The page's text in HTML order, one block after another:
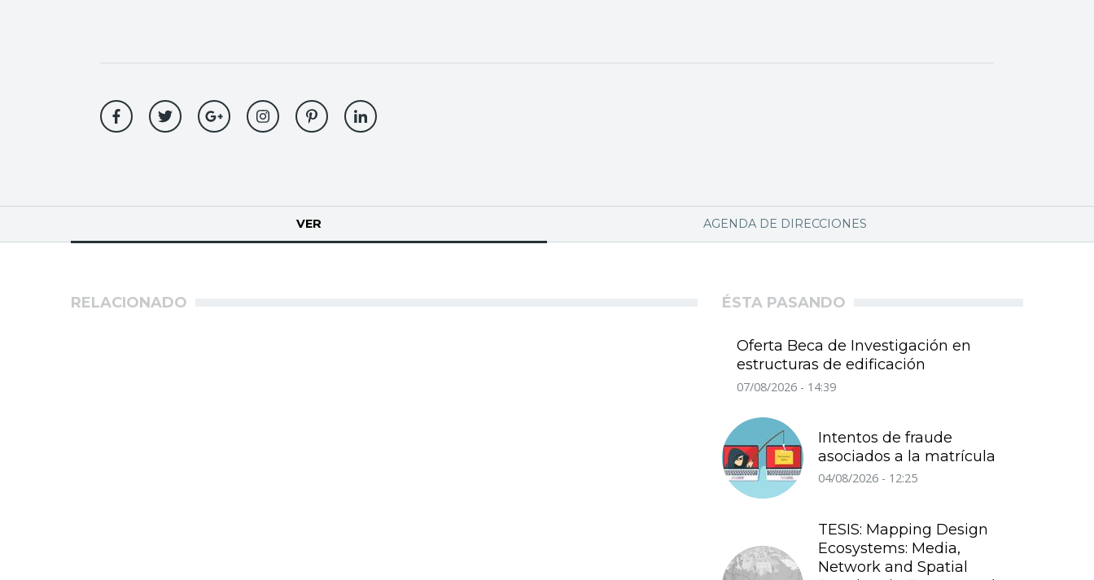
principales
VER AGENDA DE DIRECCIONES
RELACIONADO ÉSTA PASANDO
Oferta Beca de Investigación en
estructuras de edificación
07/08/2026 - 14:39
Intentos de fraude
asociados a la matrícula
04/08/2026 - 12:25
TESIS: Mapping Design
Ecosystems: Media,
Network and Spatial